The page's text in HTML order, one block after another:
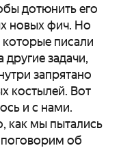
дотюнить его
новых фич. Но
которые писали
задачи,
запрятано
костылей. Вот
и с нами.
как мы пытались
об